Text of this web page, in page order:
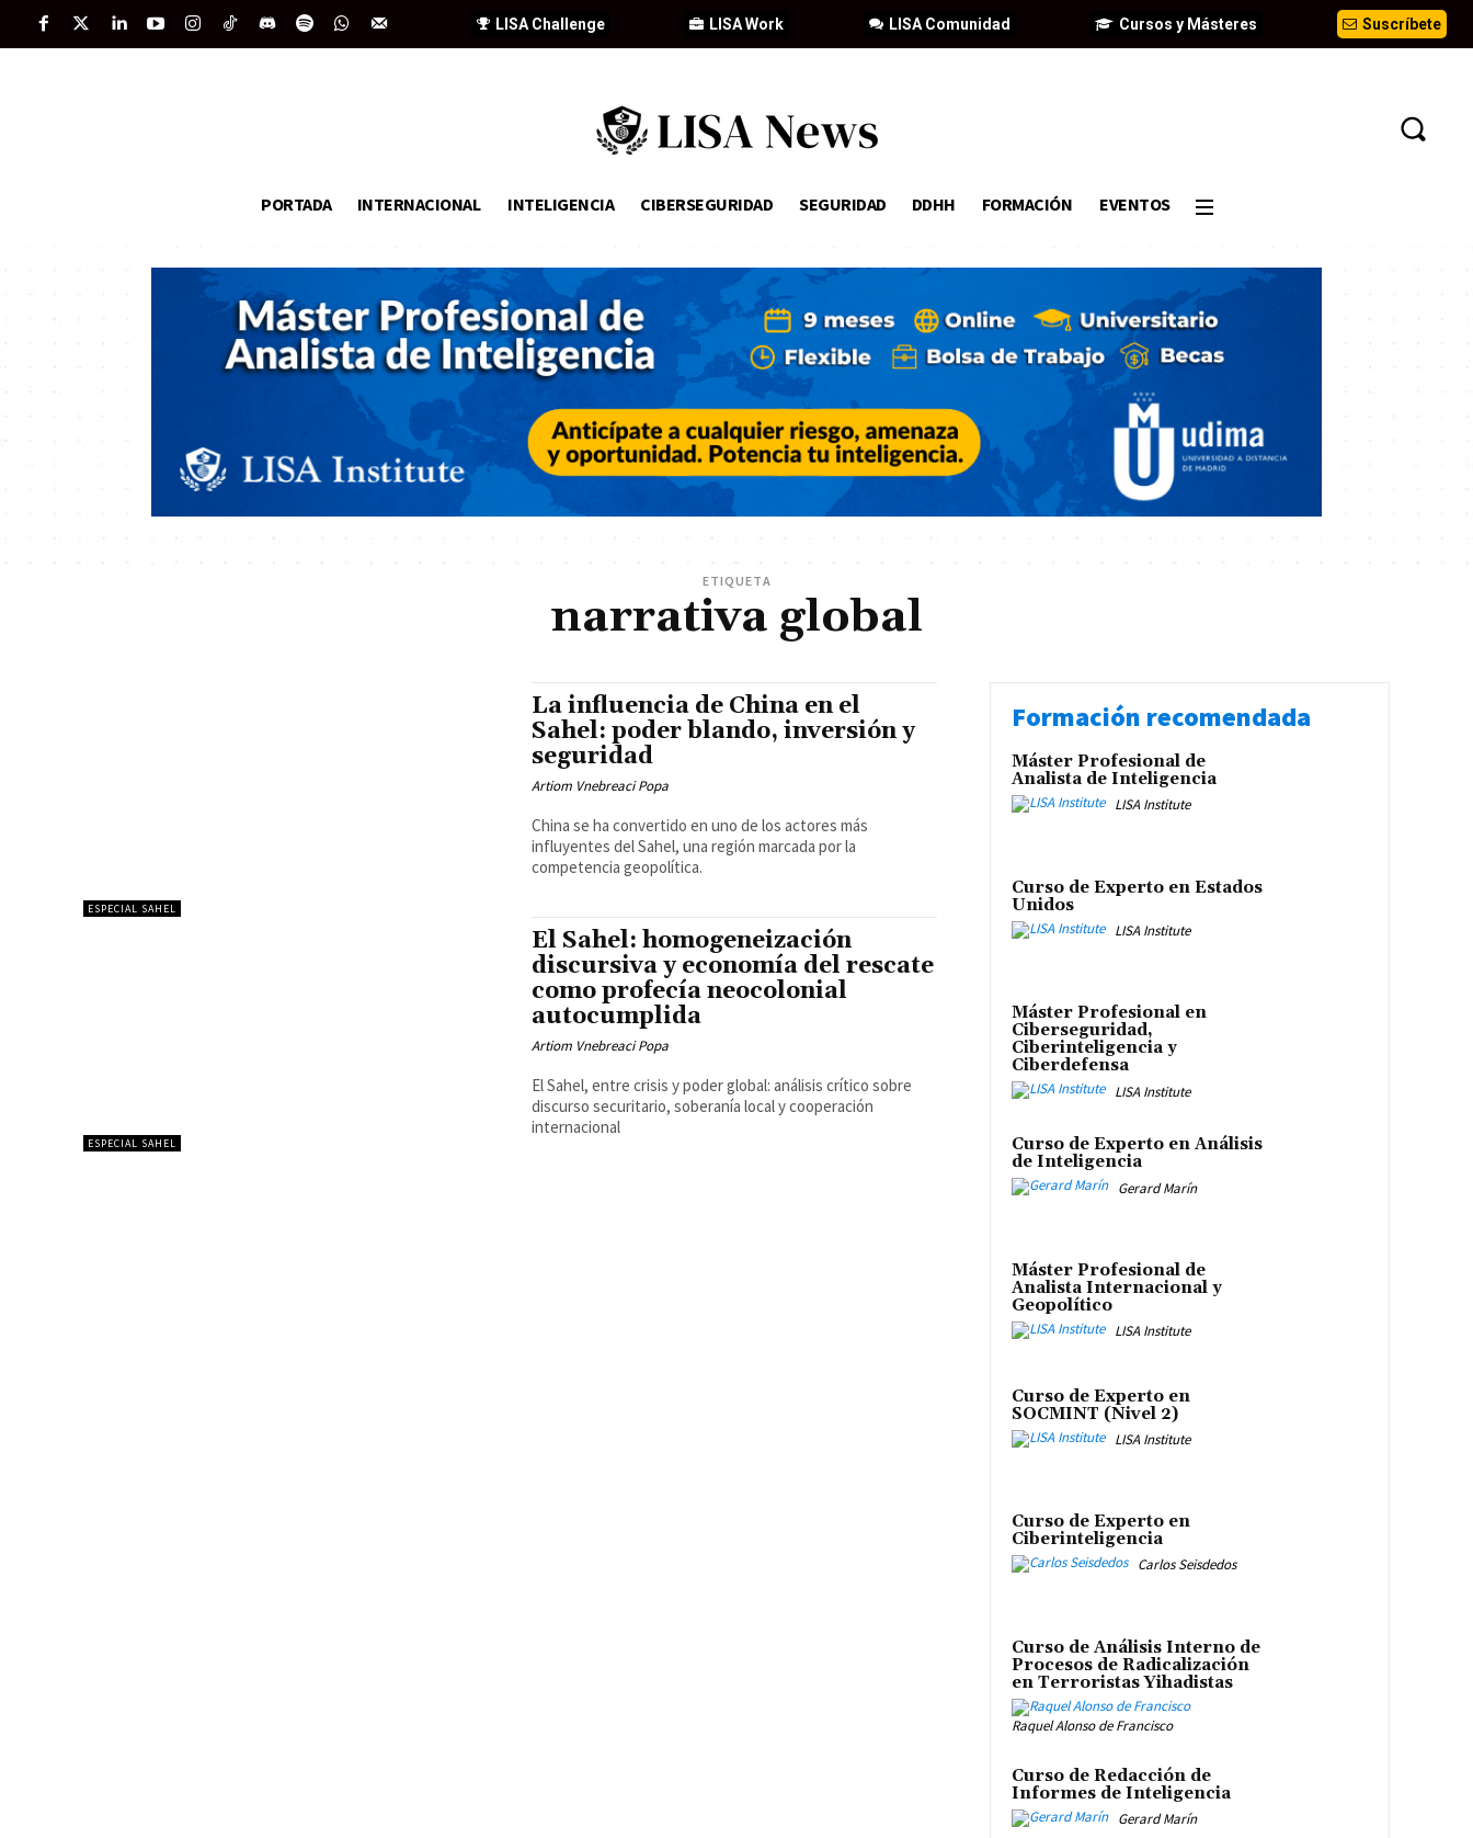
Suscríbete
Cursos y Másteres
LISA Comunidad
LISA Work
LISA Challenge
PORTADA INTERNACIONAL INTELIGENCIA CIBERSEGURIDAD SEGURIDAD DDHH FORMACIÓN EVENTOS
ETIQUETA
narrativa global
ESPECIAL SAHEL
La influencia de China en el
Sahel: poder blando, inversión y
seguridad
Artiom Vnebreaci Popa
China se ha convertido en uno de los actores más
influyentes del Sahel, una región marcada por la
competencia geopolítica.
ESPECIAL SAHEL
El Sahel: homogeneización
discursiva y economía del rescate
como profecía neocolonial
autocumplida
Artiom Vnebreaci Popa
El Sahel, entre crisis y poder global: análisis crítico sobre
discurso securitario, soberanía local y cooperación
internacional
Formación recomendada
Máster Profesional de
Analista de Inteligencia
LISA Institute
Curso de Experto en Estados
Unidos
LISA Institute
Máster Profesional en
Ciberseguridad,
Ciberinteligencia y
Ciberdefensa
LISA Institute
Curso de Experto en Análisis
de Inteligencia
Gerard Marín
Máster Profesional de
Analista Internacional y
Geopolítico
LISA Institute
Curso de Experto en
SOCMINT (Nivel 2)
LISA Institute
Curso de Experto en
Ciberinteligencia
Carlos Seisdedos
Curso de Análisis Interno de
Procesos de Radicalización
en Terroristas Yihadistas
Raquel Alonso de Francisco
Curso de Redacción de
Informes de Inteligencia
Gerard Marín